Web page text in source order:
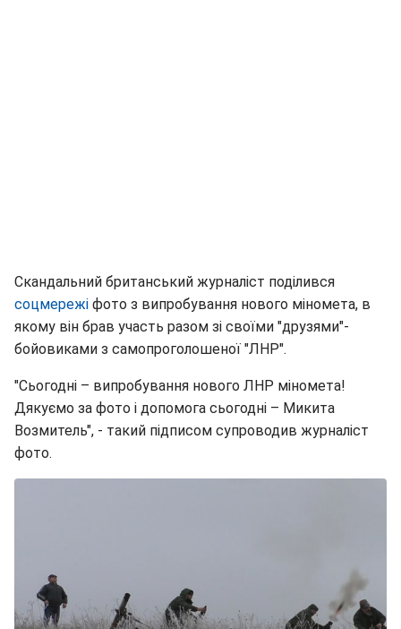
Скандальний британський журналіст поділився
соцмережі фото з випробування нового міномета, в
якому він брав участь разом зі своїми "друзями"-
бойовиками з самопроголошеної "ЛНР".
"Сьогодні – випробування нового ЛНР міномета!
Дякуємо за фото і допомога сьогодні – Микита
Возмитель", - такий підписом супроводив журналіст
фото.